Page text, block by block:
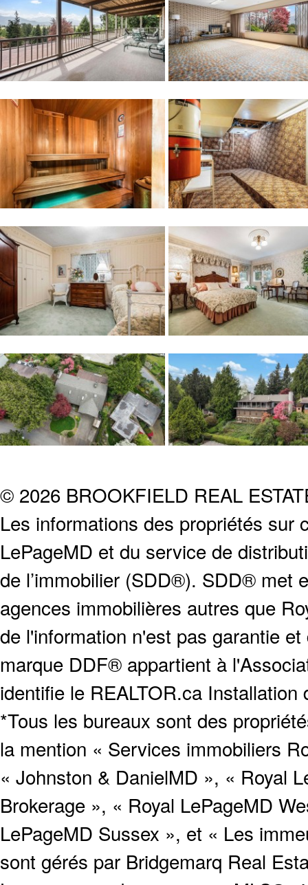
© 2026 BROOKFIELD REAL
Les informations des propriétés sur
LePageMD et du service de
de l’immobilier (SDD®). SDD® met
agences immobilières autres que
de l'information n'est pas garantie
marque DDF® appartient à
identifie le REALTOR.ca
*Tous les bureaux sont des
la mention « Services immobiliers
« Johnston & DanielMD », « Royal
Brokerage », « Royal LePageMD
LePageMD Sussex », et « Les
sont gérés par Bridgemarq Real